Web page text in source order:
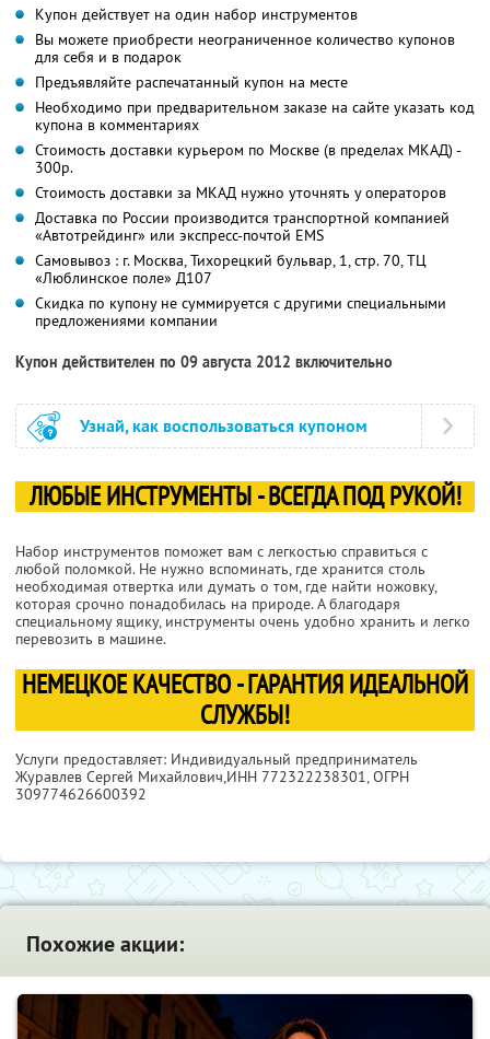
Купон действует на один набор инструментов
Вы можете приобрести неограниченное количество купонов
для себя и в подарок
Предъявляйте распечатанный купон на месте
Необходимо при предварительном заказе на сайте указать код
купона в комментариях
Стоимость доставки курьером по Москве (в пределах МКАД) -
300р.
Стоимость доставки за МКАД нужно уточнять у операторов
Доставка по России производится транспортной компанией
«Автотрейдинг» или экспресс-почтой EMS
Самовывоз : г. Москва, Тихорецкий бульвар, 1, стр. 70, ТЦ
«Люблинское поле» Д107
Скидка по купону не суммируется с другими специальными
предложениями компании
Купон действителен по 09 августа 2012 включительно
Узнай, как воспользоваться купоном
ЛЮБЫЕ ИНСТРУМЕНТЫ - ВСЕГДА ПОД РУКОЙ!
Набор инструментов поможет вам с легкостью справиться с
любой поломкой. Не нужно вспоминать, где хранится столь
необходимая отвертка или думать о том, где найти ножовку,
которая срочно понадобилась на природе. А благодаря
специальному ящику, инструменты очень удобно хранить и легко
перевозить в машине.
НЕМЕЦКОЕ КАЧЕСТВО - ГАРАНТИЯ ИДЕАЛЬНОЙ
СЛУЖБЫ!
Услуги предоставляет: Индивидуальный предприниматель
Журавлев Сергей Михайлович,ИНН 772322238301, ОГРН
309774626600392
Похожие акции: